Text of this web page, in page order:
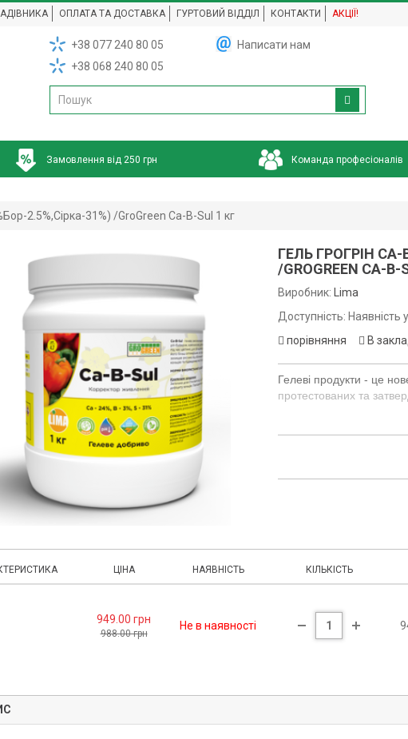
ОПЛАТА ТА ДОСТАВКА ГУРТОВИЙ ВІДДІЛ КОНТАКТИ АКЦІЇ!
+38 077 240 80 05
+38 068 240 80 05
Написати нам
Замовлення від 250 грн Команда професіоналів
2.5%,Сірка-31%) /GroGreen Ca-B-Sul 1 кг
ГЕЛЬ ГРОГРІН
/GROGREEN CA-B-
Виробник:
Lima
Доступність: Наявність
порівняння
В
Гелеві продукти - це
протестованих та
Весь спектр добрив
коренів та листя, що
продукції. ОСНОВНІ
ЦІНА НАЯВНІСТЬ КІЛЬКІСТЬ
949.00 грн
988.00 грн
Не в наявності